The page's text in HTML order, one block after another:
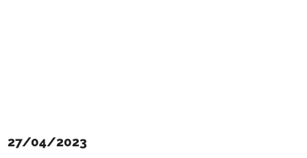
27/04/2023